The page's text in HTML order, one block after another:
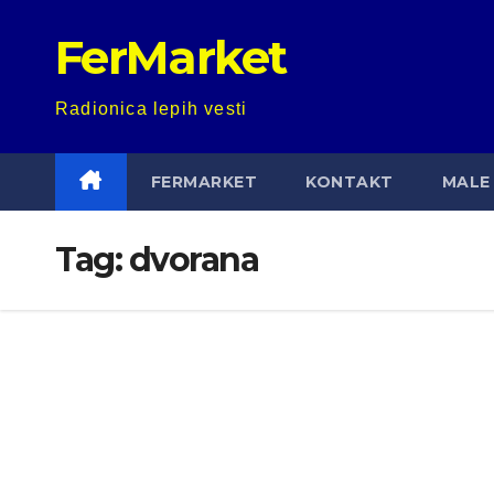
FerMarket
Radionica lepih vesti
FERMARKET KONTAKT MALE
Tag:dvorana